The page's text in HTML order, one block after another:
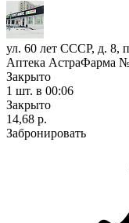
ул. 60 лет СССР, д. 8,
Аптека АстраФарма
Закрыто
1 шт. в 00:06
Закрыто
14,68 р.
Забронировать